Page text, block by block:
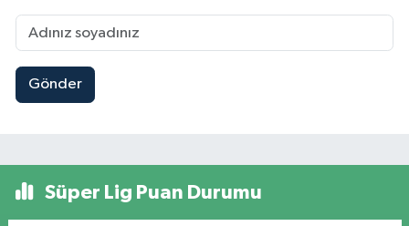
Gönder
Süper Lig Puan Durumu